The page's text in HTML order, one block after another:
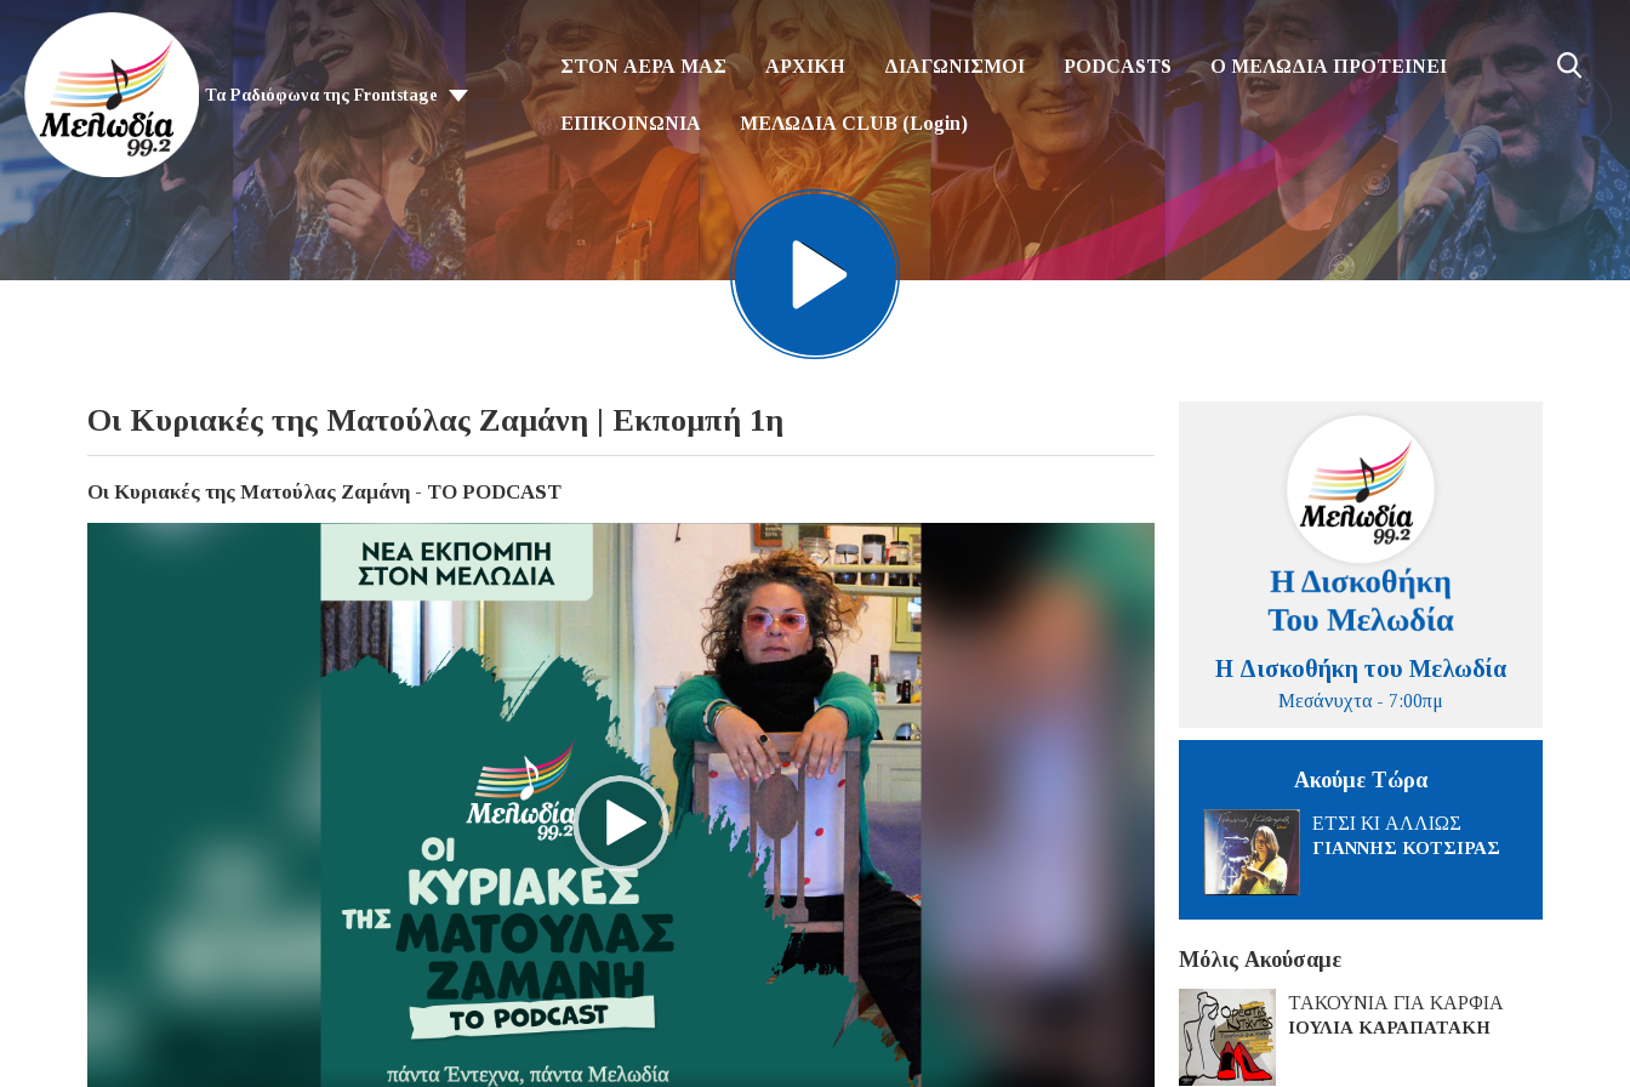
Τα Ραδιόφωνα της Frontstage
ΣΤΟΝ ΑΕΡΑ ΜΑΣ ΑΡΧΙΚΗ ΔΙΑΓΩΝΙΣΜΟΙ PODCASTS Ο ΜΕΛΩΔΙΑ ΠΡΟΤΕΙΝΕΙ
ΕΠΙΚΟΙΝΩΝΙΑ ΜΕΛΩΔΙΑ CLUB (Login)
Οι Κυριακές της Ματούλας Ζαμάνη | Εκπομπή 1η
Οι Κυριακές της Ματούλας Ζαμάνη - ΤΟ PODCAST
Η Δισκοθήκη του Μελωδία
Μεσάνυχτα - 7:00πμ
Ακούμε Τώρα
ΕΤΣΙ ΚΙ ΑΛΛΙΩΣ
ΓΙΑΝΝΗΣ ΚΟΤΣΙΡΑΣ
Μόλις Ακούσαμε
ΤΑΚΟΥΝΙΑ ΓΙΑ ΚΑΡΦΙΑ
ΙΟΥΛΙΑ ΚΑΡΑΠΑΤΑΚΗ